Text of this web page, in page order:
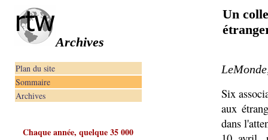
Archives
Plan du site
Sommaire
Archives
Chaque année, quelque 35 000
Un
Six
aux
dans